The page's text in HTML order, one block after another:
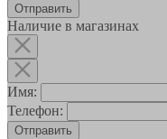
Наличие в магазинах
Имя:
Телефон:
Отправить